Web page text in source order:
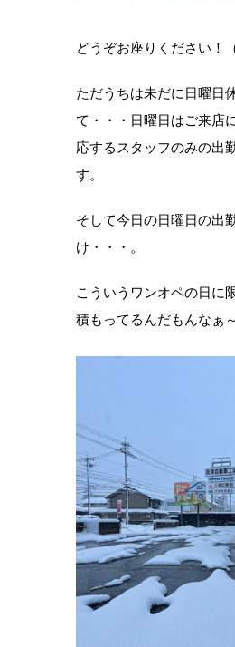
どうぞお座りください！
ただうちは未だに日曜日
て・・・日曜日はご来店
応するスタッフのみの出
す。
そして今日の日曜日の出
け・・・。
こういうワンオペの日に
積もってるんだもんなぁ～